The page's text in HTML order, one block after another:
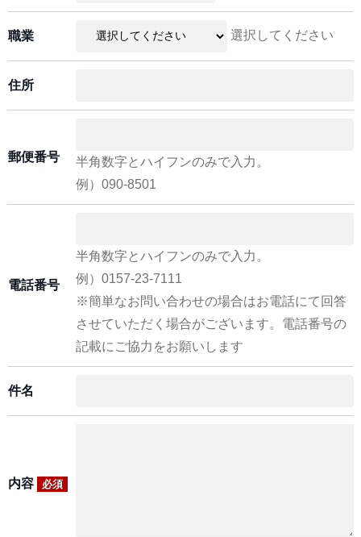
職業 選択してください
住所
郵便番号
半角数字とハイフンのみで入力。
例）090-8501
電話番号
半角数字とハイフンのみで入力。
例）0157-23-7111
※簡単なお問い合わせの場合はお電話にて回答
させていただく場合がございます。電話番号の
記載にご協力をお願いします
件名
内容 必須